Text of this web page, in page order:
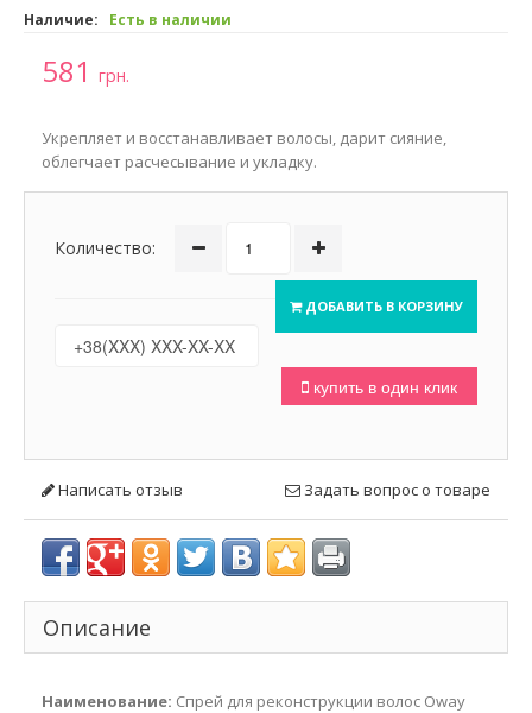
Наличие: Есть в наличии
581 грн.
Укрепляет и восстанавливает волосы, дарит сияние,
облегчает расчесывание и укладку.
Количество:
ДОБАВИТЬ В КОРЗИНУ
купить в один клик
Написать отзыв Задать вопрос о товаре
Описание
Наименование: Спрей для реконструкции волос Oway